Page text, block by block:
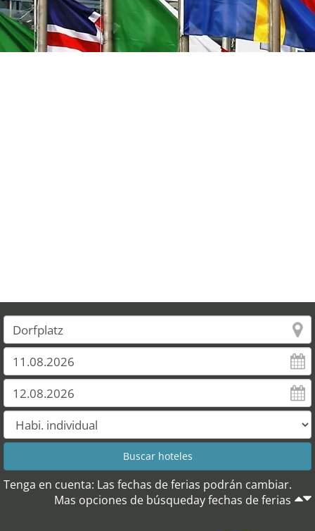
Tenga en cuenta: Las fechas de ferias podrán cambiar.
Mas opciones de búsqueday fechas de ferias